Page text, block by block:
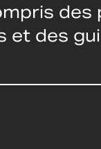
des
et des